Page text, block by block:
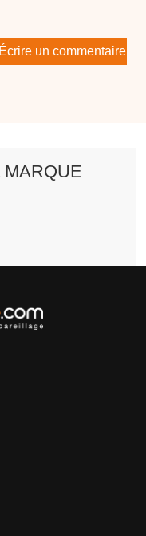
Écrire un commentaire
MARQUE